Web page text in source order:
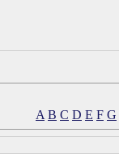
A B C D E F G